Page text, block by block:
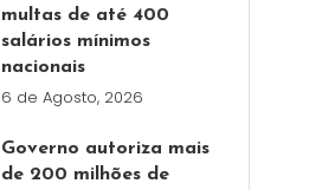
multas de até 400
salários mínimos
nacionais
6 de Agosto, 2026
Governo autoriza mais
de 200 milhões de